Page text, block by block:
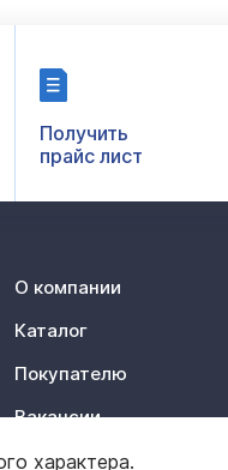
Получить
прайс лист
О компании
Каталог
Покупателю
Вакансии
Контакты
характера.